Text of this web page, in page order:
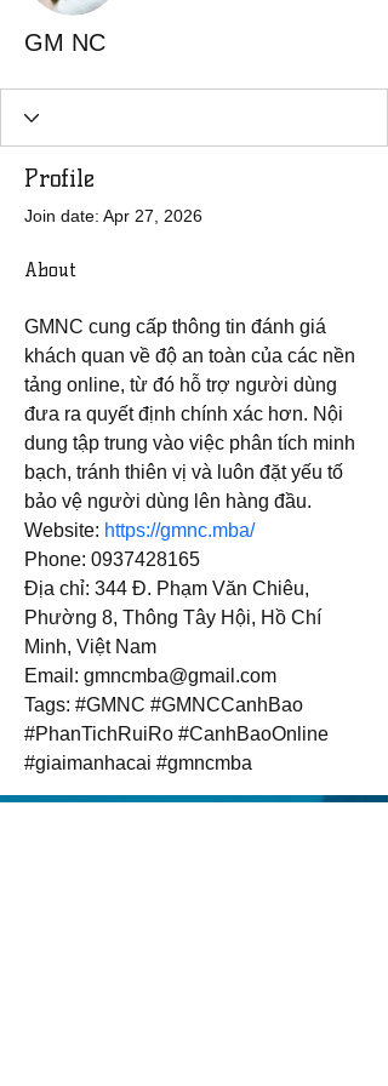
GM NC
Profile
Join date: Apr 27, 2026
About
GMNC cung cấp thông tin đánh giá
khách quan về độ an toàn của các nền
tảng online, từ đó hỗ trợ người dùng
đưa ra quyết định chính xác hơn. Nội
dung tập trung vào việc phân tích minh
bạch, tránh thiên vị và luôn đặt yếu tố
bảo vệ người dùng lên hàng đầu.
Website: https://gmnc.mba/
Phone: 0937428165
Địa chỉ: 344 Đ. Phạm Văn Chiêu,
Phường 8, Thông Tây Hội, Hồ Chí
Minh, Việt Nam
Email: gmncmba@gmail.com
Tags: #GMNC #GMNCCanhBao
#PhanTichRuiRo #CanhBaoOnline
#giaimanhacai #gmncmba